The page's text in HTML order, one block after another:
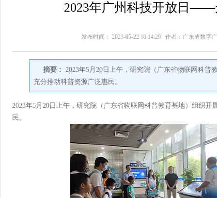
2023年广州科技开放日——
发布时间： 2023-05-22 10:14:29 作者：广东省数
摘要： 2023年5月20日上午，研究院（广东省物联网科
充分推动科普资源广泛惠民。
2023年5月20日上午，研究院（广东省物联网科普教育基地）组织开
民。